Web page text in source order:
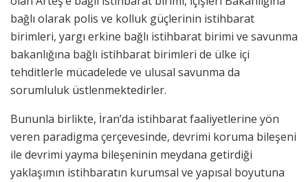
bağlı olarak polis ve kolluk güçlerinin istihbarat
birimleri, yargı erkine bağlı istihbarat birimi ve savunma
bakanlığına bağlı istihbarat birimleri de ülke içi
tehditlerle mücadelede ve ulusal savunma da
sorumluluk üstlenmektedirler.
Bununla birlikte, İran’da istihbarat faaliyetlerine yön
veren paradigma çerçevesinde, devrimi koruma bileşeni
ile devrimi yayma bileşeninin meydana getirdiği
yaklaşımın istihbaratın kurumsal ve yapısal boyutuna